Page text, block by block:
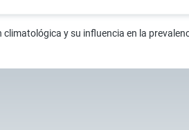
climatológica y su influencia en la